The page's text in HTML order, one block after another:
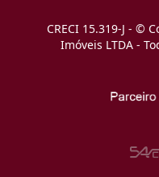
CRECI 15.319-J - ©
Imóveis LTDA -